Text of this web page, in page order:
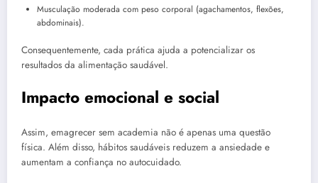
Musculação moderada com peso corporal (agachamentos, flexões,
abdominais).
Consequentemente, cada prática ajuda a potencializar os
resultados da alimentação saudável.
Impacto emocional e social
Assim, emagrecer sem academia não é apenas uma questão
física. Além disso, hábitos saudáveis reduzem a ansiedade e
aumentam a confiança no autocuidado.